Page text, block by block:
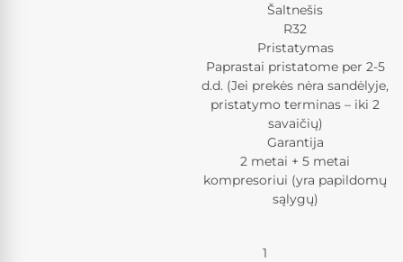
Šaltnešis
R32
Pristatymas
Paprastai pristatome per 2-5
d.d. (Jei prekės nėra sandėlyje,
pristatymo terminas – iki 2
savaičių)
Garantija
2 metai + 5 metai
kompresoriui (yra papildomų
sąlygų)